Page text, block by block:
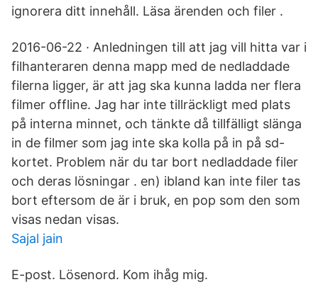
ignorera ditt innehåll. Läsa ärenden och filer .
2016-06-22 · Anledningen till att jag vill hitta var i
filhanteraren denna mapp med de nedladdade
filerna ligger, är att jag ska kunna ladda ner flera
filmer offline. Jag har inte tillräckligt med plats
på interna minnet, och tänkte då tillfälligt slänga
in de filmer som jag inte ska kolla på in på sd-
kortet. Problem när du tar bort nedladdade filer
och deras lösningar . en) ibland kan inte filer tas
bort eftersom de är i bruk, en pop som den som
visas nedan visas.
Sajal jain
E-post. Lösenord. Kom ihåg mig.